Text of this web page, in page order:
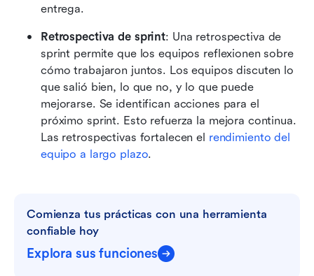
entrega.
Retrospectiva de sprint: Una retrospectiva de
sprint permite que los equipos reflexionen sobre
cómo trabajaron juntos. Los equipos discuten lo
que salió bien, lo que no, y lo que puede
mejorarse. Se identifican acciones para el
próximo sprint. Esto refuerza la mejora continua.
Las retrospectivas fortalecen el rendimiento del
equipo a largo plazo.
Comienza tus prácticas con una herramienta
confiable hoy
Explora sus funciones